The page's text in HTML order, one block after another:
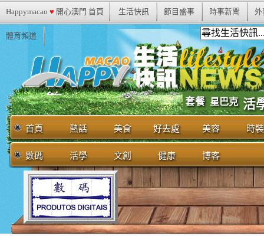
Happymacao ♥ 開心澳門 首頁 生活快訊 節目盛事 時事新聞 外
體育頻道
套餐 星巴克 活
首頁 熱話 美食 好去處 美容 時裝
數碼 活學 文創 健康 博客